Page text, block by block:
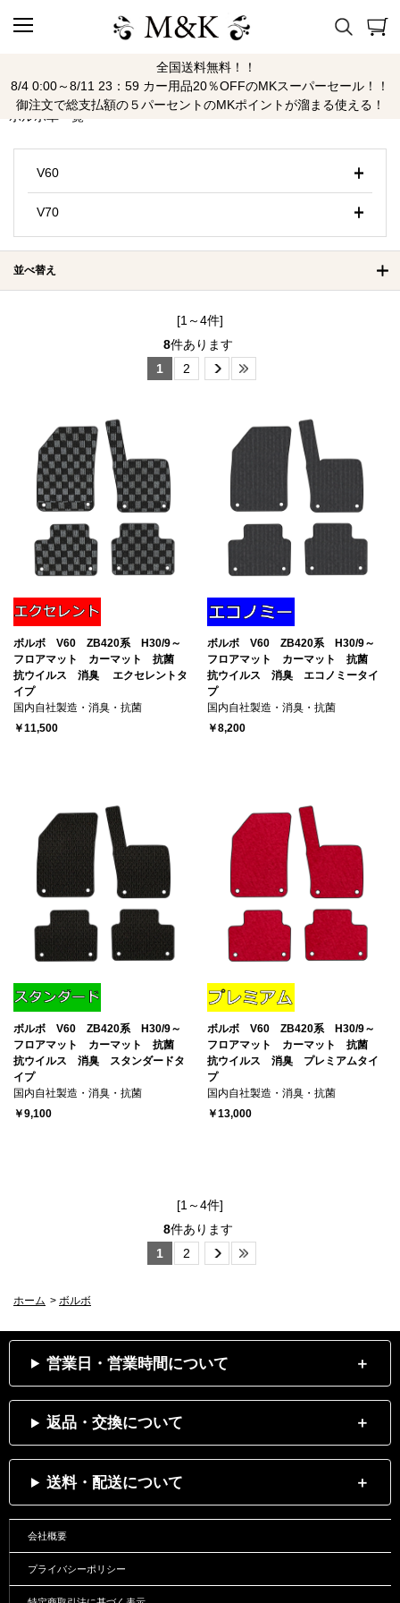
全国送料無料！！
8/4 0:00～8/11 23：59 カー用品20％OFFのMKスーパーセール！！
御注文で総支払額の５パーセントのMKポイントが溜まる使える！
ボルボ
ボルボ車一覧
V60
V70
並べ替え
[1～4件]
8件あります
1
2
ボルボ V60 ZB420系 H30/9～
フロアマット カーマット 抗菌
抗ウイルス 消臭 エクセレントタ
イプ
国内自社製造・消臭・抗菌
￥11,500
ボルボ V60 ZB420系 H30/9～
フロアマット カーマット 抗菌
抗ウイルス 消臭 エコノミータイ
プ
国内自社製造・消臭・抗菌
￥8,200
ボルボ V60 ZB420系 H30/9～
フロアマット カーマット 抗菌
抗ウイルス 消臭 スタンダードタ
イプ
国内自社製造・消臭・抗菌
￥9,100
ボルボ V60 ZB420系 H30/9～
フロアマット カーマット 抗菌
抗ウイルス 消臭 プレミアムタイ
プ
国内自社製造・消臭・抗菌
￥13,000
[1～4件]
8件あります
1
2
ホーム > ボルボ
営業日・営業時間について
返品・交換について
送料・配送について
会社概要
プライバシーポリシー